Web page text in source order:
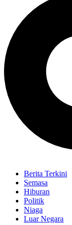
Berita Terkini
Semasa
Hiburan
Politik
Niaga
Luar Negara